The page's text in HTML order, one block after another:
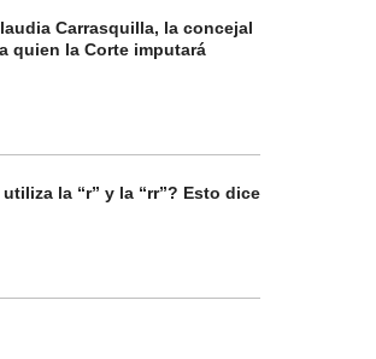
Carrasquilla, la concejal
quien la Corte imputará
la “r” y la “rr”? Esto dice